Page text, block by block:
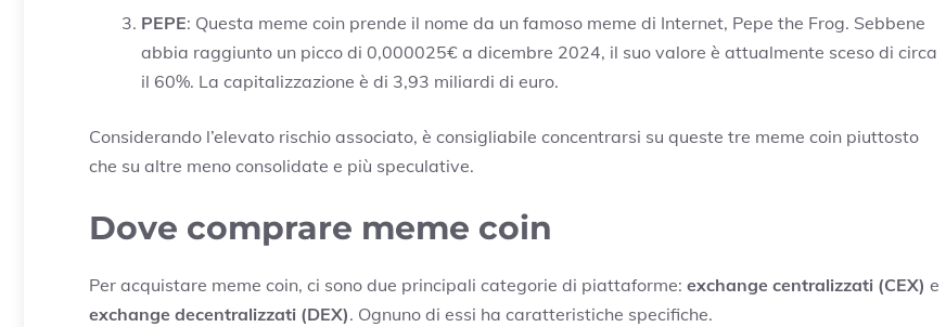
PEPE: Questa meme coin prende il nome da un famoso meme di Internet, Pepe the Frog. Sebbene
abbia raggiunto un picco di 0,000025€ a dicembre 2024, il suo valore è attualmente sceso di circa
il 60%. La capitalizzazione è di 3,93 miliardi di euro.
Considerando l’elevato rischio associato, è consigliabile concentrarsi su queste tre meme coin piuttosto
che su altre meno consolidate e più speculative.
Dove comprare meme coin
Per acquistare meme coin, ci sono due principali categorie di piattaforme: exchange centralizzati (CEX) e
exchange decentralizzati (DEX). Ognuno di essi ha caratteristiche specifiche.